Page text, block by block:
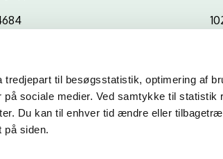
til besøgsstatistik, optimering af
sociale medier. Ved samtykke til statistik
Du kan til enhver tid ændre eller
på siden.
P-
til at indsætte på virksomhedens hjemmeside